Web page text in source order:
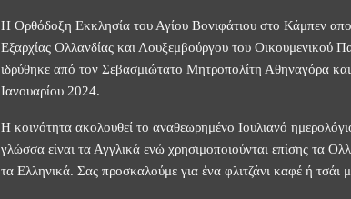
Η Ορθόδοξη Εκκλησία του Αγίου Βονιφάτιου στο Κάμπεν
Εξαρχίας Ολλανδίας και Λουξεμβούργου του Οικουμενικού
ιδρύθηκε από τον Σεβασμιώτατο Μητροπολίτη Αθηναγόρα και
Ιανουαρίου 2024.
Η κοινότητα ακολουθεί το αναθεωρημένο Ιουλιανό
γλώσσα είναι τα Αγγλικά ενώ χρησιμοποιούνται επίσης τα
τα Ελληνικά. Σας προσκαλούμε για ένα φλιτζάνι καφέ ή τσάι